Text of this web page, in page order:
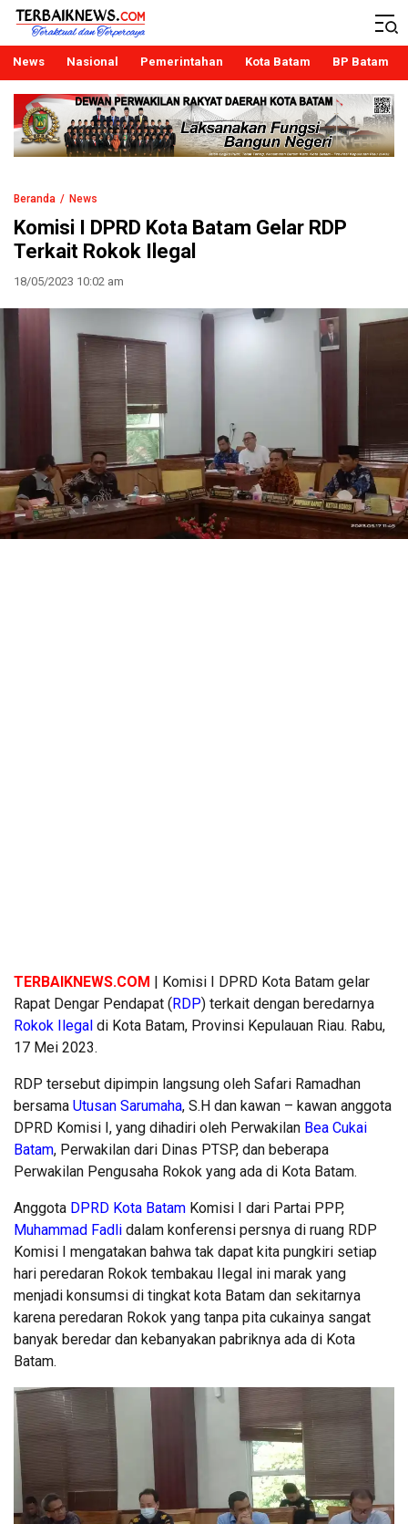
Terbaiknews
Teraktual dan Terpercaya
News Nasional Pemerintahan Kota Batam BP Batam
Beranda News
Komisi I DPRD Kota Batam Gelar RDP
Terkait Rokok Ilegal
18/05/2023 10:02 am
TERBAIKNEWS.COM | Komisi I DPRD Kota Batam gelar
Rapat Dengar Pendapat (RDP) terkait dengan beredarnya
Rokok Ilegal di Kota Batam, Provinsi Kepulauan Riau. Rabu,
17 Mei 2023.
RDP tersebut dipimpin langsung oleh Safari Ramadhan
bersama Utusan Sarumaha, S.H dan kawan – kawan anggota
DPRD Komisi I, yang dihadiri oleh Perwakilan Bea Cukai
Batam, Perwakilan dari Dinas PTSP, dan beberapa
Perwakilan Pengusaha Rokok yang ada di Kota Batam.
Anggota DPRD Kota Batam Komisi I dari Partai PPP,
Muhammad Fadli dalam konferensi persnya di ruang RDP
Komisi I mengatakan bahwa tak dapat kita pungkiri setiap
hari peredaran Rokok tembakau Ilegal ini marak yang
menjadi konsumsi di tingkat kota Batam dan sekitarnya
karena peredaran Rokok yang tanpa pita cukainya sangat
banyak beredar dan kebanyakan pabriknya ada di Kota
Batam.